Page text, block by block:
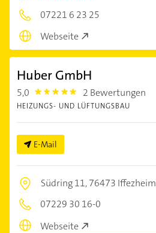
07221 6 23 25
Webseite
Huber GmbH
5,0 5.0 2 Bewertungen
HEIZUNGS- UND LÜFTUNGSBAU
E-Mail
Südring 11,76473 Iffezheim
07229 30 16-0
Webseite